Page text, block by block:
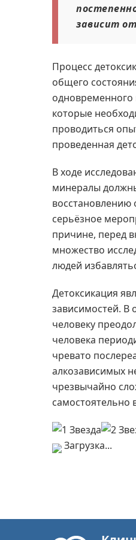
зависит
Процесс
общего
которые
проводиться
проведенная
В ходе
минералы
восстановлению
серьёзное
причине, перед
множество
людей
Детоксикация
зависимостей. В
человеку
человека
чревато
алкозависимых
чрезвычайно
самостоятельно
Загрузка...